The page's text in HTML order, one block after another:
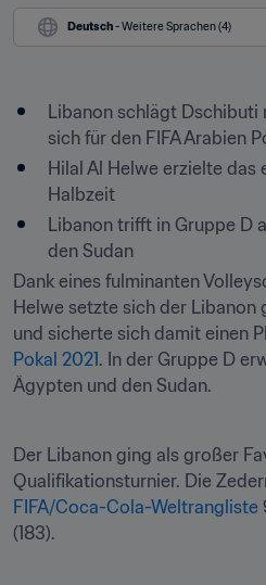
Deutsch - Weitere Sprachen (4)
Libanon schlägt Dschibuti
sich für den FIFA Arabien
Hilal Al Helwe erzielte
Halbzeit
Libanon trifft in Gruppe D
den Sudan
Dank eines fulminanten
Helwe setzte sich der
und sicherte sich damit einen
Pokal 2021 . In der Gruppe D
Ägypten und den Sudan.
Der Libanon ging als großer
FIFA/Coca-Cola-Weltrangliste
(183).